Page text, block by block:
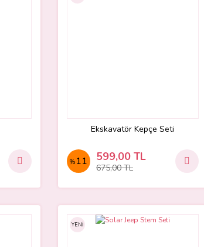
Ekskavatör Kepçe Seti
% 11 599,00 TL
675,00 TL
YENİ